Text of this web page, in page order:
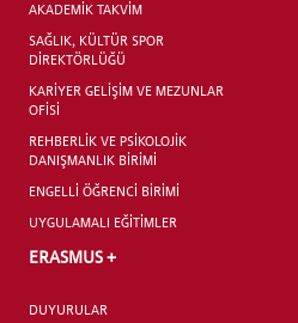
AKADEMİK TAKVİM
SAĞLIK, KÜLTÜR SPOR
DİREKTÖRLÜĞÜ
KARİYER GELİŞİM VE MEZUNLAR
OFİSİ
REHBERLİK VE PSİKOLOJİK
DANIŞMANLIK BİRİMİ
ENGELLİ ÖĞRENCİ BİRİMİ
UYGULAMALI EĞİTİMLER
ERASMUS +
DUYURULAR